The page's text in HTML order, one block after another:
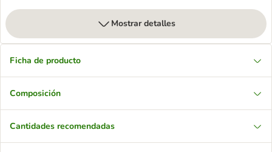
Mostrar detalles
Ficha de producto
Composición
Cantidades recomendadas